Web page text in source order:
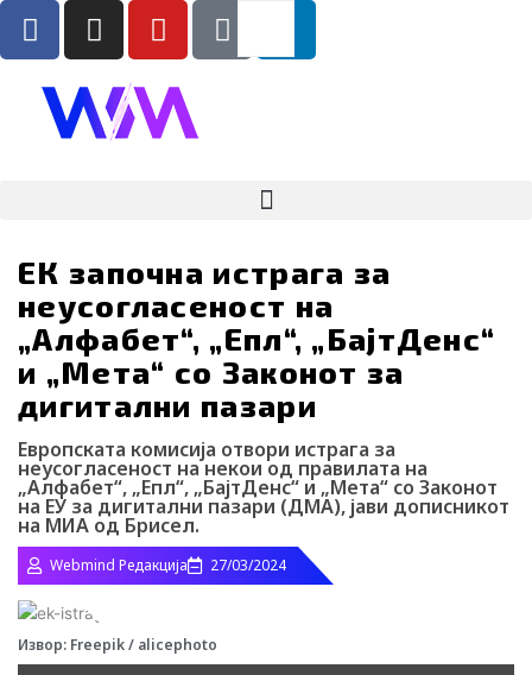
content
RS
ENG F
a
e
I
n
t
a
Y
o
t
u
I
c
i
k
t
o
k
-
i
c
o
n
ЕК започна истрага за
неусогласеност на
„Алфабет“, „Епл“, „БајтДенс“
и „Мета“ со Законот за
дигитални пазари
Европската комисија отвори истрага за
неусогласеност на некои од правилата на
„Алфабет“, „Епл“, „БајтДенс“ и „Мета“ со Законот
на ЕУ за дигитални пазари (ДМА), јави дописникот
на МИА од Брисел.
Webmind Редакција 27/03/2024
Извор: Freepik / alicephoto